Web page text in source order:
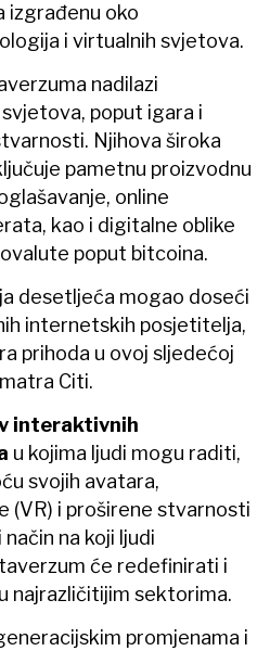
izgrađenu oko
i virtualnih svjetova.
nadilazi
poput igara i
Njihova široka
pametnu proizvodnu
online
kao i digitalne oblike
poput bitcoina.
desetljeća mogao doseći
internetskih posjetitelja,
prihoda u ovoj sljedećoj
Citi.
interaktivnih
u kojima ljudi mogu raditi,
svojih avatara,
(VR) i proširene stvarnosti
na koji ljudi
će redefinirati i
najrazličitijim sektorima.
promjenama i